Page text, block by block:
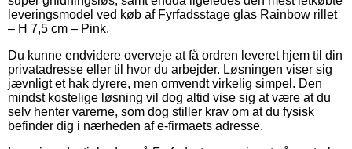
leveringsmodel ved køb af Fyrfadsstage glas Rainbow rillet
– H 7,5 cm – Pink.
Du kunne endvidere overveje at få ordren leveret hjem til din
privatadresse eller til hvor du arbejder. Løsningen viser sig
jævnligt et hak dyrere, men omvendt virkelig simpel. Den
mindst kostelige løsning vil dog altid vise sig at være at du
selv henter varerne, som dog stiller krav om at du fysisk
befinder dig i nærheden af e-firmaets adresse.